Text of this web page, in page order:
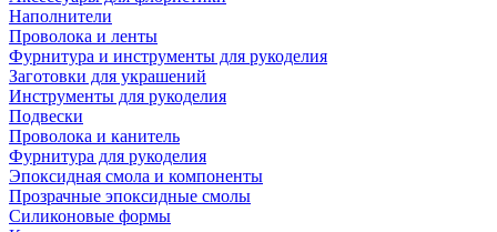
Наполнители
Проволока и ленты
Фурнитура и инструменты для рукоделия
Заготовки для украшений
Инструменты для рукоделия
Подвески
Проволока и канитель
Фурнитура для рукоделия
Эпоксидная смола и компоненты
Прозрачные эпоксидные смолы
Силиконовые формы